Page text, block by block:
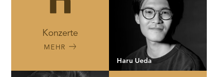
Konzerte
MEHR
Haru Ueda